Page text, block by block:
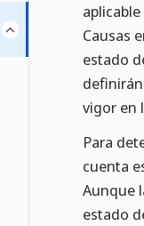
Causas
estado
vigor en
Para
cuenta
Aunque
estado